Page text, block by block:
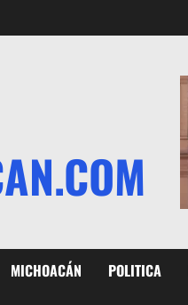
MICHOACÁN POLITICA